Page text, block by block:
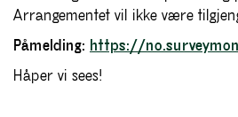
Arrangementet vil ikke være
Påmelding: https://
Håper vi sees!